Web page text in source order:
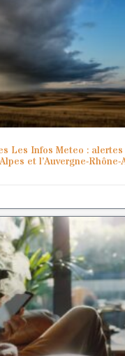
Les Infos Meteo :
et l’Auvergne-Rhône-